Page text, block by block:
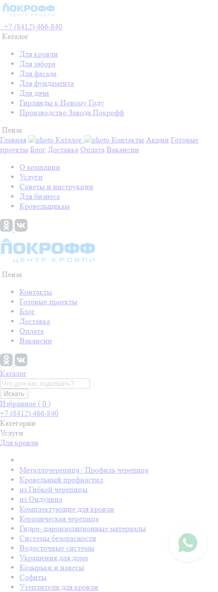
+7 (8412) 466-840
Каталог
Для кровли
Для забора
Для фасада
Для фундамента
Для дачи
Гирлянды к Новому Году
Производство Завода Покрофф
Пенза
Главная
Каталог Контакты Акции Готовые
проекты Блог Доставка Оплата Вакансии
О компании
Услуги
Советы и инструкции
Для бизнеса
Кровельщикам
Пенза
Контакты
Готовые проекты
Блог
Доставка
Оплата
Вакансии
Каталог
Искать
Избранное ( 0 )
+7 (8412) 466-840
Категории
Услуги
Для кровли
Металлочерепица / Профиль черепица
Кровельный профнастил
из Гибкой черепицы
из Ондулина
Комплектующие для кровли
Керамическая черепица
Гидро- пароизоляционные материалы
Системы безопасности
Водосточные системы
Украшения для дома
Козырьки и навесы
Софиты
Утеплители для кровли